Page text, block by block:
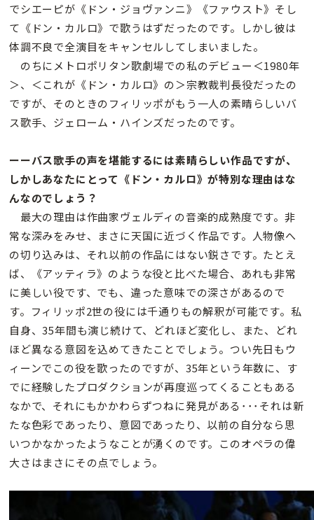
でシエーピが《ドン・ジョヴァンニ》《ファウスト》そし
て《ドン・カルロ》で歌うはずだったのです。しかし彼は
体調不良で全演目をキャンセルしてしまいました。
のちにメトロポリタン歌劇場での私のデビュー＜1980年
＞、＜これが《ドン・カルロ》の＞宗教裁判長役だったの
ですが、そのときのフィリッポがもう一人の素晴らしいバ
ス歌手、ジェローム・ハインズだったのです。
ーーバス歌手の声を堪能するには素晴らしい作品ですが、
しかしあなたにとって《ドン・カルロ》が特別な理由はな
んなのでしょう？
最大の理由は作曲家ヴェルディの音楽的成熟度です。非
常な深みをみせ、まさに天国に近づく作品です。人物像へ
の切り込みは、それ以前の作品にはない鋭さです。たとえ
ば、《アッティラ》のような役と比べた場合、あれも非常
に美しい役です、でも、違った意味での深さがあるので
す。フィリッポ2世の役には千通りもの解釈が可能です。私
自身、35年間も演じ続けて、どれほど変化し、また、どれ
ほど異なる意図を込めてきたことでしょう。つい先日もウ
ィーンでこの役を歌ったのですが、35年という年数に、す
でに経験したプロダクションが再度巡ってくることもある
なかで、それにもかかわらずつねに発見がある･･･それは新
たな色彩であったり、意図であったり、以前の自分なら思
いつかなかったようなことが湧くのです。このオペラの偉
大さはまさにその点でしょう。